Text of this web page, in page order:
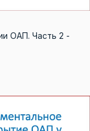
ОАП. Часть 2 -